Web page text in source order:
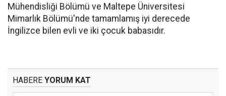
Mühendisliği Bölümü ve Maltepe Üniversitesi
Mimarlık Bölümü'nde tamamlamış iyi derecede
İngilizce bilen evli ve iki çocuk babasıdır.
HABERE YORUM KAT